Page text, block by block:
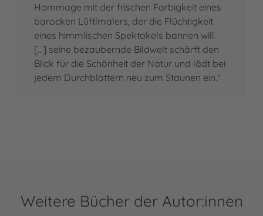
Hommage mit der frischen Farbigkeit eines
barocken Lüftlmalers, der die Flüchtigkeit
eines himmlischen Spektakels bannen will.
[...] seine bezaubernde Bildwelt schärft den
Blick für die Schönheit der Natur und lädt bei
jedem Durchblättern neu zum Staunen ein."
Weitere Bücher der Autor:innen